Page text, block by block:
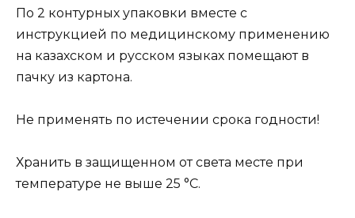
По 2 контурных упаковки вместе с
инструкцией по медицинскому применению
на казахском и русском языках помещают в
пачку из картона.
Не применять по истечении срока годности!
Хранить в защищенном от света месте при
температуре не выше 25 °С.